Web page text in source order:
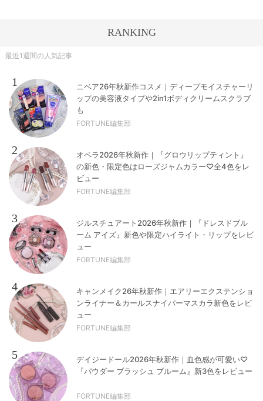
RANKING
最近1週間の人気記事
1
ニベア26年秋新作コスメ｜ディープモイスチャーリ
ップの美容液タイプや2in1ボディクリームスクラブ
も
FORTUNE編集部
2
オペラ2026年秋新作｜『グロウリップティント』
の新色・限定色はローズジャムカラー♡全4色をレ
ビュー
FORTUNE編集部
3
ジルスチュアート2026年秋新作｜『ドレスドブル
ーム アイズ』新色や限定ハイライト・リップをレビ
ュー
FORTUNE編集部
4
キャンメイク26年秋新作｜エアリーエクステンショ
ンライナー＆カールスナイパーマスカラ新色をレビ
ュー
FORTUNE編集部
5
デイジードール2026年秋新作｜血色感が可愛い♡
『パウダー ブラッシュ ブルーム』新3色をレビュー
FORTUNE編集部